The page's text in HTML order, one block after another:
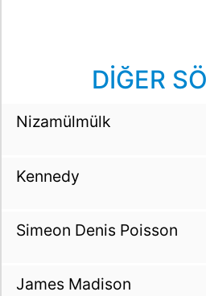
DİĞER
Nizamülmülk
Kennedy
Simeon Denis Poisson
James Madison